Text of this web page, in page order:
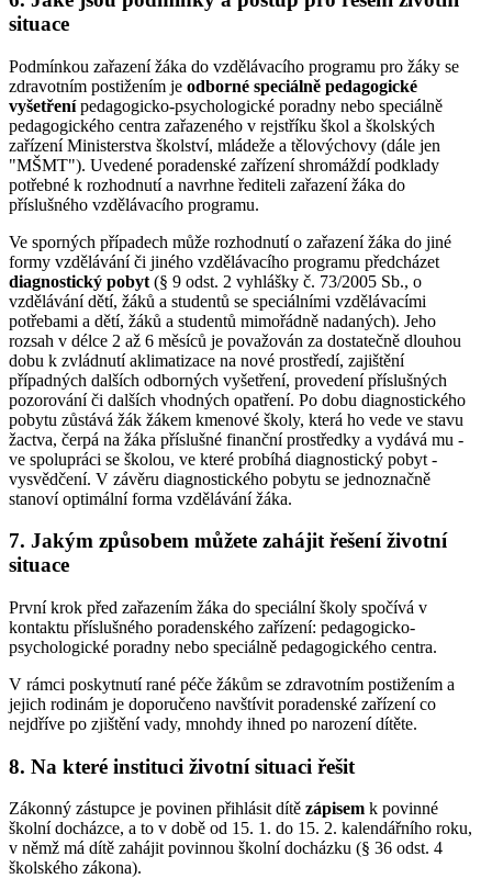
situace
Podmínkou zařazení žáka do vzdělávacího programu pro žáky se
zdravotním postižením je odborné speciálně pedagogické
vyšetřenípedagogicko-psychologické poradny nebo speciálně
pedagogického centra zařazeného v rejstříku škol a školských
zařízení Ministerstva školství, mládeže a tělovýchovy (dále jen
"MŠMT"). Uvedené poradenské zařízení shromáždí podklady
potřebné k rozhodnutí a navrhne řediteli zařazení žáka do
příslušného vzdělávacího programu.
Ve sporných případech může rozhodnutí o zařazení žáka do jiné
formy vzdělávání či jiného vzdělávacího programu předcházet
diagnostický pobyt (§ 9 odst. 2 vyhlášky č. 73/2005 Sb., o
vzdělávání dětí, žáků a studentů se speciálními vzdělávacími
potřebami a dětí, žáků a studentů mimořádně nadaných). Jeho
rozsah v délce 2 až 6 měsíců je považován za dostatečně dlouhou
dobu k zvládnutí aklimatizace na nové prostředí, zajištění
případných dalších odborných vyšetření, provedení příslušných
pozorování či dalších vhodných opatření. Po dobu diagnostického
pobytu zůstává žák žákem kmenové školy, která ho vede ve stavu
žactva, čerpá na žáka příslušné finanční prostředky a vydává mu -
ve spolupráci se školou, ve které probíhá diagnostický pobyt -
vysvědčení. V závěru diagnostického pobytu se jednoznačně
stanoví optimální forma vzdělávání žáka.
7. Jakým způsobem můžete zahájit řešení životní
situace
První krok před zařazením žáka do speciální školy spočívá v
kontaktu příslušného poradenského zařízení: pedagogicko-
psychologické poradny nebo speciálně pedagogického centra.
V rámci poskytnutí rané péče žákům se zdravotním postižením a
jejich rodinám je doporučeno navštívit poradenské zařízení co
nejdříve po zjištění vady, mnohdy ihned po narození dítěte.
8. Na které instituci životní situaci řešit
Zákonný zástupce je povinen přihlásit dítě zápisem k povinné
školní docházce, a to v době od 15. 1. do 15. 2. kalendářního roku,
v němž má dítě zahájit povinnou školní docházku (§ 36 odst. 4
školského zákona).